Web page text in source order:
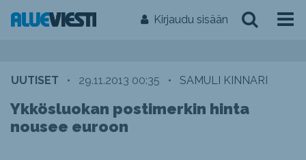
Kirjaudu sisään
UUTISET • 29.11.2013 00:35 • SAMULI KINNARI
Ykkösluokan postimerkin hinta
nousee euroon